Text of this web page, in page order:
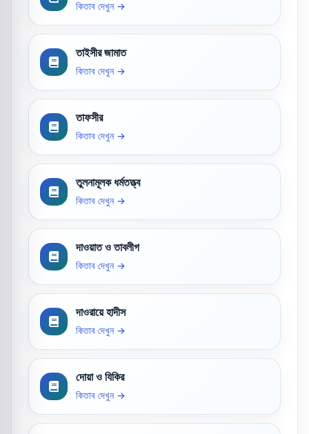
কিতাব দেখুন →
তাইসীর জামাত
কিতাব দেখুন →
তাফসীর
কিতাব দেখুন →
তুলনামূলক ধর্মতত্ত্ব
কিতাব দেখুন →
দাওয়াত ও তাবলীগ
কিতাব দেখুন →
দাওরায়ে হাদীস
কিতাব দেখুন →
দোয়া ও যিকির
কিতাব দেখুন →